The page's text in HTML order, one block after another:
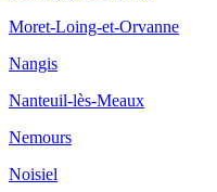
Moret-Loing-et-Orvanne
Nangis
Nanteuil-lès-Meaux
Nemours
Noisiel